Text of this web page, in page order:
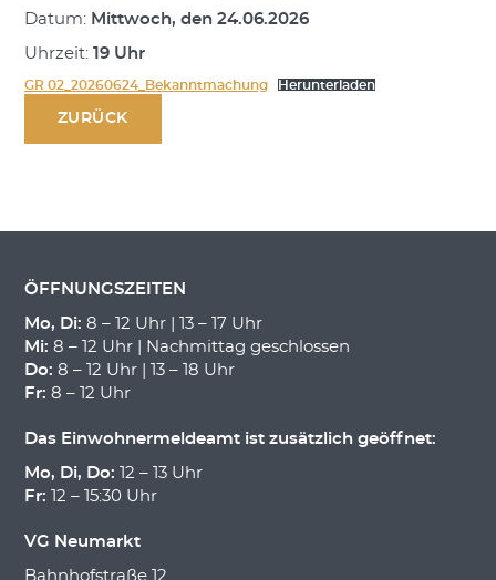
Datum: Mittwoch, den 24.06.2026
Uhrzeit: 19 Uhr
GR 02_20260624_Bekanntmachung Herunterladen
ZURÜCK
ÖFFNUNGSZEITEN
Mo, Di: 8 – 12 Uhr | 13 – 17 Uhr
Mi: 8 – 12 Uhr | Nachmittag geschlossen
Do: 8 – 12 Uhr | 13 – 18 Uhr
Fr: 8 – 12 Uhr
Das Einwohnermeldeamt ist zusätzlich geöffnet:
Mo, Di, Do: 12 – 13 Uhr
Fr: 12 – 15:30 Uhr
VG Neumarkt
Bahnhofstraße 12